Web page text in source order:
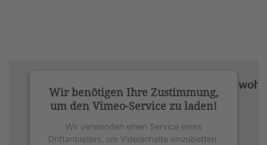
Wir benötigen Ihre Zustimmung,
um den Vimeo-Service zu laden!
Wir verwenden einen Service eines
Drittanbieters, um Videoinhalte einzubetten.